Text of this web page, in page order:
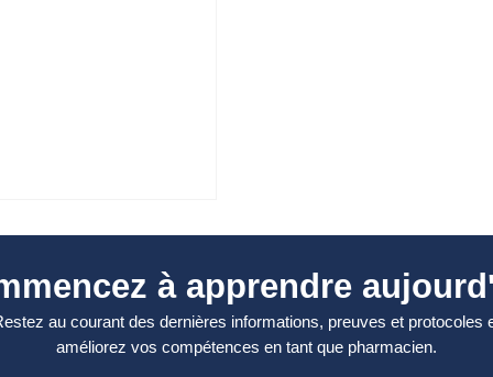
à apprendre
au courant des dernières informations, preuves et protocoles
améliorez vos compétences en tant que pharmacien.